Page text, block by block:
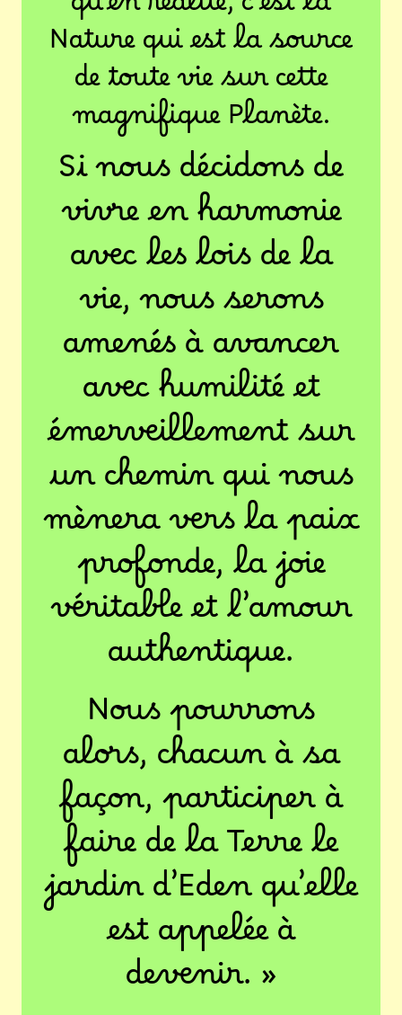
Nature qui est la source
de toute vie sur cette
magnifique Planète.
Si nous décidons de
vivre en harmonie
avec les lois de la
vie, nous serons
amenés à avancer
avec humilité et
émerveillement sur
un chemin qui nous
mènera vers la paix
profonde, la joie
véritable et l’amour
authentique.
Nous pourrons
alors, chacun à sa
façon, participer à
faire de la Terre le
jardin d’Eden qu’elle
est appelée à
devenir. »